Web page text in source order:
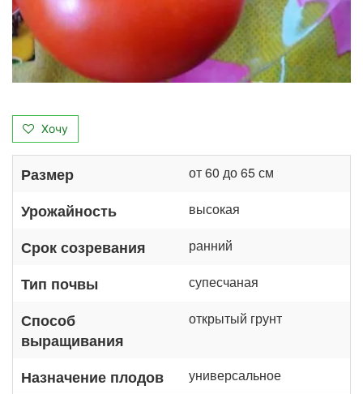
Хочу
Размер от 60 до 65 см
Урожайность высокая
Срок созревания ранний
Тип почвы супесчаная
Способ
выращивания
открытый грунт
Назначение плодов универсальное